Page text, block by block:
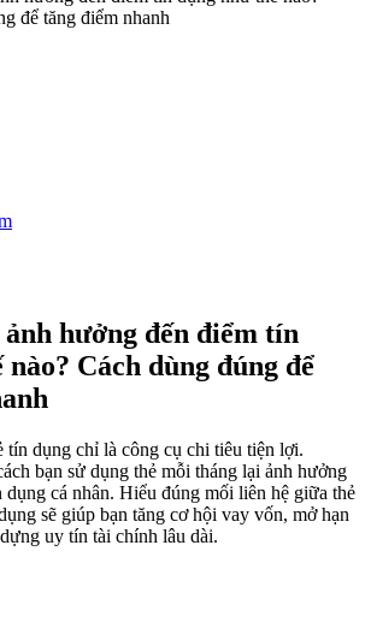
để tăng điểm nhanh
hưởng đến điểm tín
Cách dùng đúng để
dụng chỉ là công cụ chi tiêu tiện lợi.
bạn sử dụng thẻ mỗi tháng lại ảnh hưởng
cá nhân. Hiểu đúng mối liên hệ giữa thẻ
sẽ giúp bạn tăng cơ hội vay vốn, mở hạn
uy tín tài chính lâu dài.